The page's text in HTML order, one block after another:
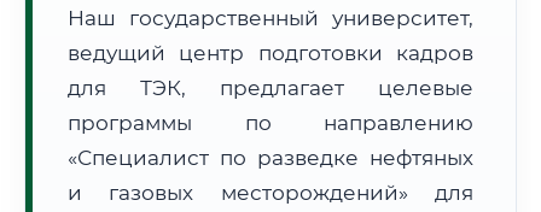
Расчет логистики оригиналов:
• Маршрут транзита: ~638 км
• Экспресс-доставка СДЭК / Почтой: 1–2 рабочих дня
Наш государственный университет,
ведущий центр подготовки кадров
для ТЭК, предлагает целевые
программы по направлению
«Специалист по разведке нефтяных
и газовых месторождений» для